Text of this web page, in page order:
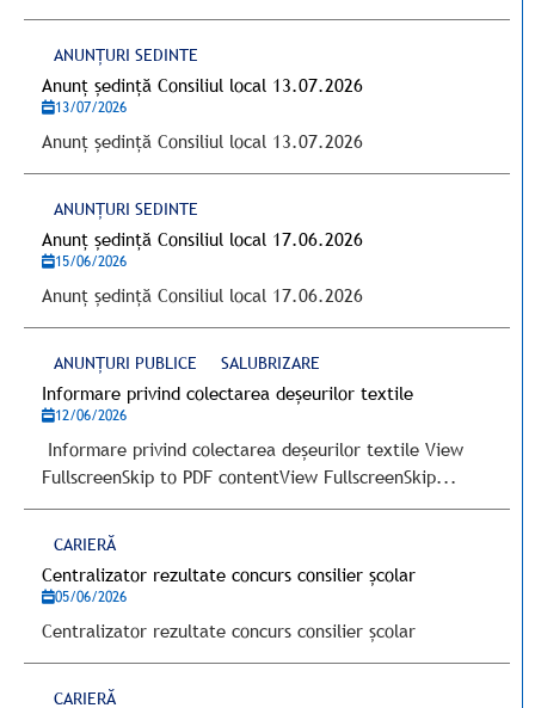
ANUNȚURI SEDINTE
Anunț ședință Consiliul local 13.07.2026
13/07/2026
Anunț ședință Consiliul local 13.07.2026
ANUNȚURI SEDINTE
Anunț ședință Consiliul local 17.06.2026
15/06/2026
Anunț ședință Consiliul local 17.06.2026
ANUNȚURI PUBLICE SALUBRIZARE
Informare privind colectarea deșeurilor textile
12/06/2026
Informare privind colectarea deșeurilor textile View
FullscreenSkip to PDF contentView FullscreenSkip...
CARIERĂ
Centralizator rezultate concurs consilier școlar
05/06/2026
Centralizator rezultate concurs consilier școlar
CARIERĂ